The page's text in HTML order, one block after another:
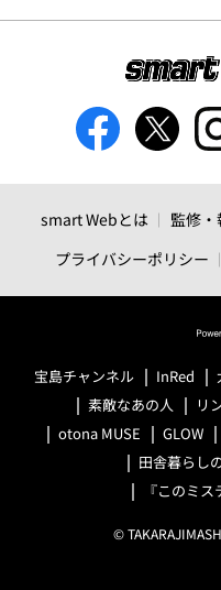
smart Webとは 監修
プライバシーポリシー
宝島チャンネル InRed
素敵なあの人
リ
otona MUSE
GLOW
田舎暮らし
『このミ
©